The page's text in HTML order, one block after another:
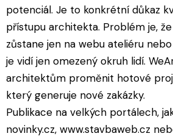
potenciál. Je to konkrétní důkaz
přístupu architekta. Problém je,
zůstane jen na webu ateliéru
je vidí jen omezený okruh lidí.
architektům proměnit hotové
který generuje nové zakázky.
Publikace na velkých portálech,
novinky.cz, www.stavbaweb.cz